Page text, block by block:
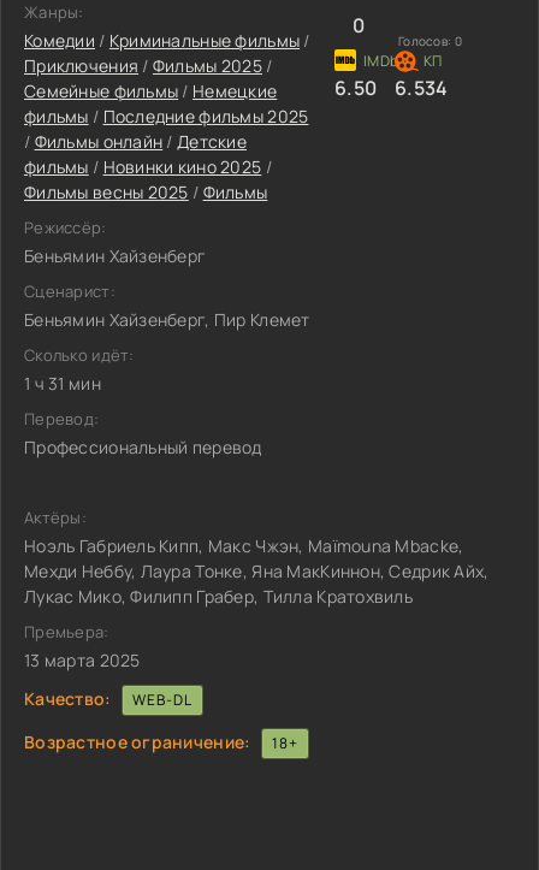
Жанры:
Комедии / Криминальные фильмы /
Приключения / Фильмы 2025 /
Семейные фильмы / Немецкие
фильмы / Последние фильмы 2025
/ Фильмы онлайн /Детские
фильмы / Новинки кино 2025 /
Фильмы весны 2025 / Фильмы
Режиссёр:
Беньямин Хайзенберг
Сценарист:
Беньямин Хайзенберг, Пир Клемет
Сколько идёт:
1 ч 31 мин
Перевод:
Профессиональный перевод
0
Голосов: 0
6.50 6.534
Актёры:
Ноэль Габриель Кипп, Макс Чжэн, Maïmouna Mbacke,
Мехди Неббу, Лаура Тонке, Яна МакКиннон, Седрик Айх,
Лукас Мико, Филипп Грабер, Тилла Кратохвиль
Премьера:
13 марта 2025
Качество:
WEB-DL
Возрастное ограничение: 18+